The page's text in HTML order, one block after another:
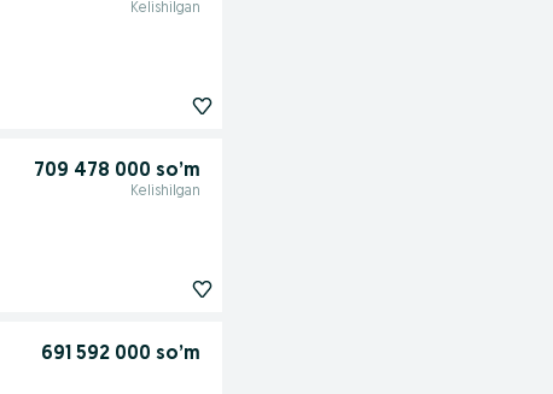
Kelishilgan
709 478 000 so’m
Kelishilgan
691 592 000 so’m